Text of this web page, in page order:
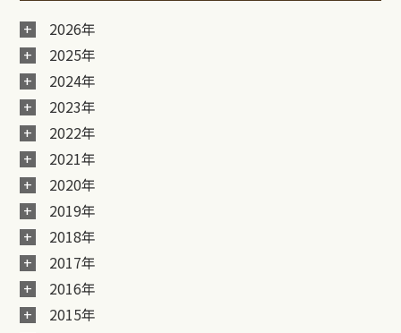
2026年
2025年
2024年
2023年
2022年
2021年
2020年
2019年
2018年
2017年
2016年
2015年